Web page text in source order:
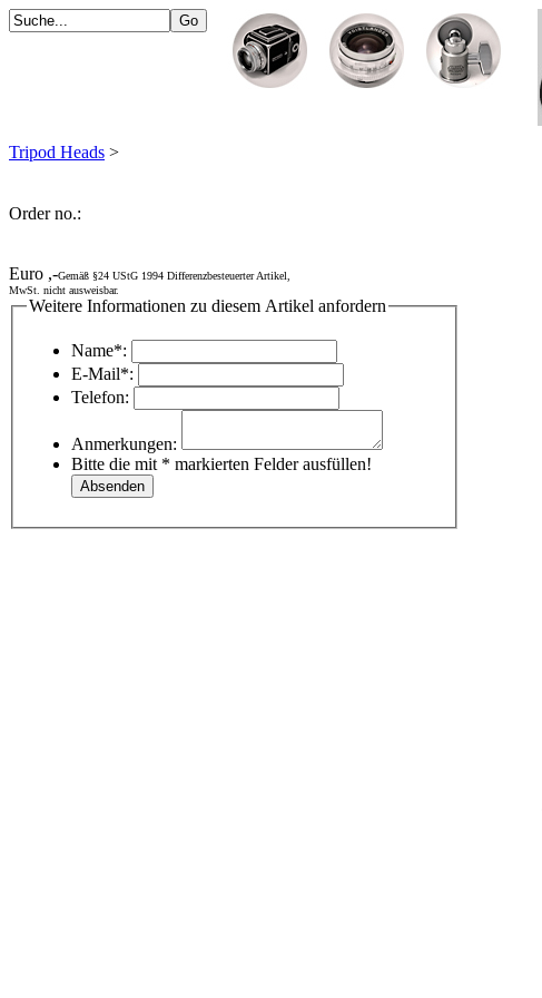
Tripod Heads >
Order no.:
Euro ,-Gemäß §24 UStG 1994 Differenzbesteuerter Artikel,
MwSt. nicht ausweisbar.
Weitere Informationen zu diesem Artikel anfordern
Name*:
E-Mail*:
Telefon:
Anmerkungen:
Bitte die mit * markierten Felder ausfüllen!